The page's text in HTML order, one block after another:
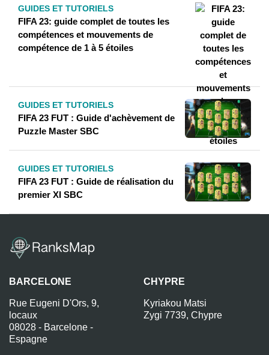
GUIDES ET TUTORIELS
FIFA 23: guide complet de toutes les
compétences et mouvements de
compétence de 1 à 5 étoiles
GUIDES ET TUTORIELS
FIFA 23 FUT : Guide d'achèvement de
Puzzle Master SBC
GUIDES ET TUTORIELS
FIFA 23 FUT : Guide de réalisation du
premier XI SBC
BARCELONE
Rue Eugeni D'Ors, 9,
locaux
08028 - Barcelone -
Espagne
CHYPRE
Kyriakou Matsi
Zygi 7739, Chypre